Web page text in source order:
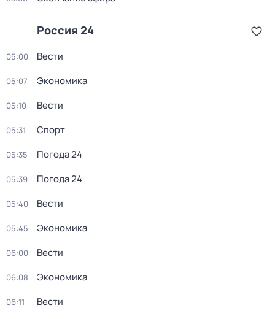
Россия 24
05:00 Вести
05:07 Экономика
05:10 Вести
05:31 Спорт
05:35 Погода 24
05:39 Погода 24
05:40 Вести
05:45 Экономика
06:00 Вести
06:08 Экономика
06:11 Вести